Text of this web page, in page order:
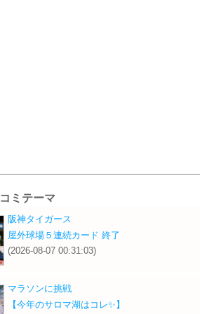
ミテーマ
阪神タイガース
屋外球場５連続カード 終了
(2026-08-07 00:31:03)
マラソンに挑戦
【今年のサロマ湖はコレ✨️】